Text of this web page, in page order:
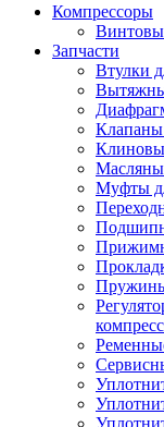
Компрессоры
Запчасти
Втулки
Клапаны
Муфты
Пружины